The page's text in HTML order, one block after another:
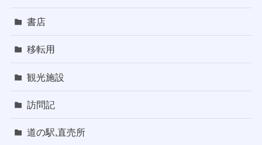
書店
移転用
観光施設
訪問記
道の駅,直売所